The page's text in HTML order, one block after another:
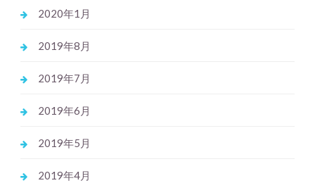
2020年1月
2019年8月
2019年7月
2019年6月
2019年5月
2019年4月